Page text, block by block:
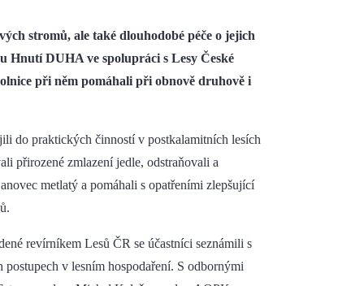
stromů, ale také dlouhodobé péče o jejich
DUHA ve spolupráci s Lesy České
při něm pomáhali při obnově druhově i
do praktických činností v postkalamitních lesích
přirozené zmlazení jedle, odstraňovali a
metlatý a pomáhali s opatřeními zlepšující
revírníkem Lesů ČR se účastníci seznámili s
v lesním hospodaření. S odbornými